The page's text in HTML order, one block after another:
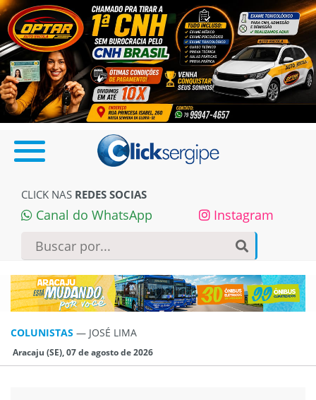
CLICK NAS REDES SOCIAS
Canal do WhatsApp Instagram
COLUNISTAS — JOSÉ LIMA
Aracaju (SE), 07 de agosto de 2026